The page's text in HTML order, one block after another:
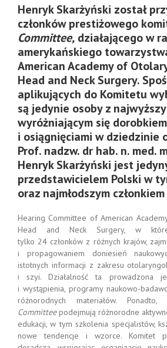
Henryk Skarżyński został
członków prestiżowego
Committee, działającego w
amerykańskiego
American Academy of
Head and Neck Surgery.
aplikujących do Komitetu
są jedynie osoby z
wyróżniającym się
i osiągnięciami w dziedzinie
Prof. nadzw. dr hab. n. med.
Henryk Skarżyński jest
przedstawicielem Polski w
oraz najmłodszym
Hearing Committee of American
Head and Neck Surgery, w
tylko 24 członków z różnych krajów,
i propagowaniem doniesień
istotnych informacji z zakresu
i szyi. Działalność ta prowadzona
i wystąpienia, programy naukowo-
różnorodnych materiałów. Ponadto,
Committeepodejmują różnorodne
edukacji, w tym szkolenia specjalistów,
nowe tendencje i wzorce. Komitet